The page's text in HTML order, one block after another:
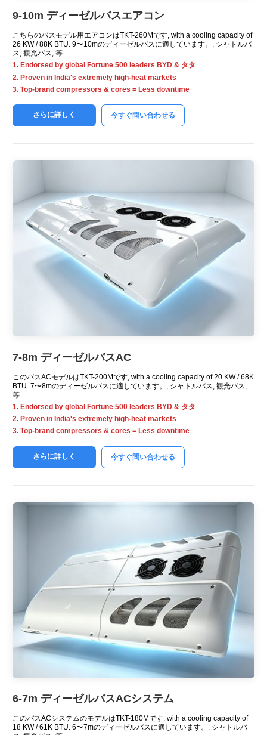
9-10m デ​​ィーゼルバスエアコン
こちらのバスモデル用エアコンはTKT-260Mです, with a cooling capacity of
26 KW / 88K BTU. 9〜10mのディーゼルバスに適しています。, シャトルバ
ス, 観光バス, 等.
1. Endorsed by global Fortune 500 leaders BYD & タタ
2. Proven in India's extremely high-heat markets
3. Top-brand compressors & cores = Less downtime
さらに詳しく 今すぐ問い合わせる
7-8m デ​​ィーゼルバスAC
このバスACモデルはTKT-200Mです, with a cooling capacity of20 KW / 68K
BTU. 7〜8mのディーゼルバスに適しています。, シャトルバス, 観光バス,
等.
1. Endorsed by global Fortune 500 leaders BYD & タタ
2. Proven in India's extremely high-heat markets
3. Top-brand compressors & cores = Less downtime
さらに詳しく 今すぐ問い合わせる
6-7m デ​​ィーゼルバスACシステム
このバスACシステムのモデルはTKT-180Mです, with a cooling capacity of
18 KW / 61K BTU. 6〜7mのディーゼルバスに適しています。, シャトルバ